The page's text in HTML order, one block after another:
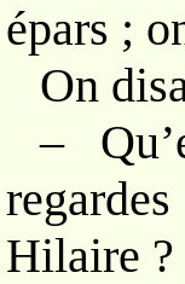
épars ;
On
–
Hilaire ?